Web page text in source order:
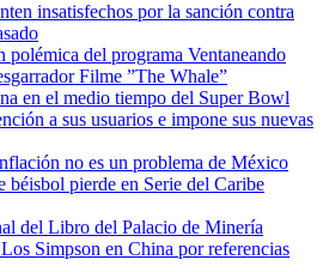
insatisfechos por la sanción contra
polémica del programa Ventaneando
Filme ”The Whale”
en el medio tiempo del Super Bowl
a sus usuarios e impone sus nuevas
no es un problema de México
béisbol pierde en Serie del Caribe
del Libro del Palacio de Minería
Simpson en China por referencias